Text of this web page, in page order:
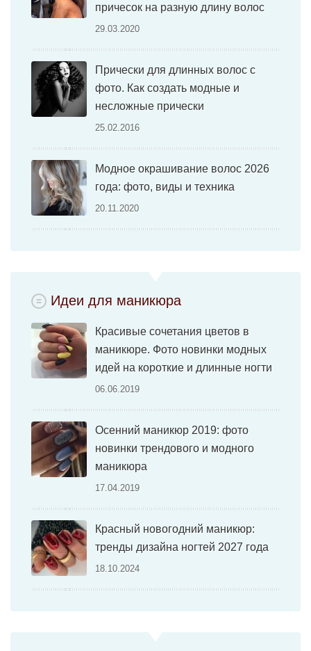
причесок на разную длину волос
29.03.2020
Прически для длинных волос с
фото. Как создать модные и
несложные прически
25.02.2016
Модное окрашивание волос 2026
года: фото, виды и техника
20.11.2020
Идеи для маникюра
Красивые сочетания цветов в
маникюре. Фото новинки модных
идей на короткие и длинные ногти
06.06.2019
Осенний маникюр 2019: фото
новинки трендового и модного
маникюра
17.04.2019
Красный новогодний маникюр:
тренды дизайна ногтей 2027 года
18.10.2024